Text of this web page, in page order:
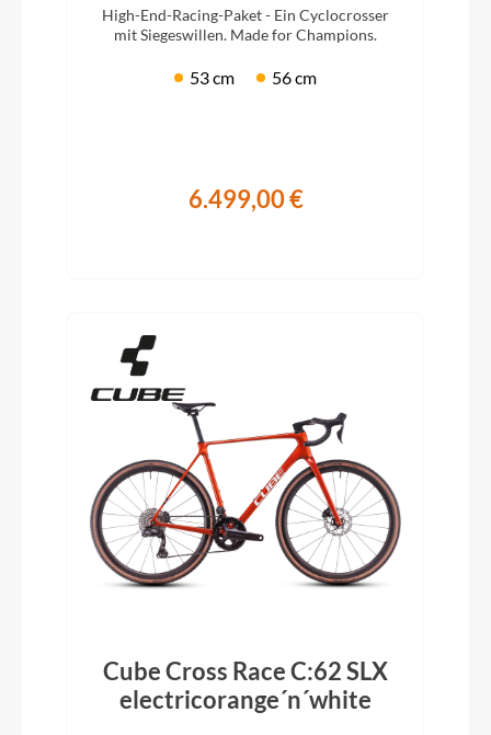
High-End-Racing-Paket - Ein Cyclocrosser
mit Siegeswillen. Made for Champions.
53 cm 56 cm
6.499,00 €
Cube Cross Race C:62 SLX
electricorange´n´white